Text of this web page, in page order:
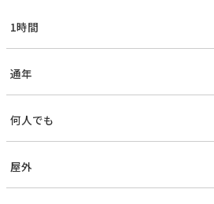
1時間
通年
何人でも
屋外